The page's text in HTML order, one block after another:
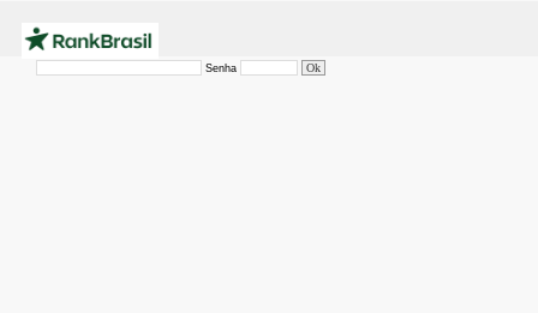
Senha